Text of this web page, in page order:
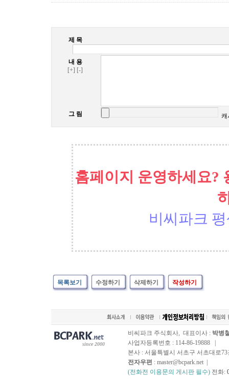
제 목
내 용
[+] [-]
그 림 캐
홈페이지 운영하세요?
비씨파크
목록보기 수정하기 삭제하기 작성하기
since 2000
비씨파크 주식회사, 대표이사 : 박병
사업자등록번호 : 114-86-19888 |
본사 : 서울특별시 서초구 서초대로73
전자우편 : master@bcpark.net |
(전화전 이용문의 게시판 필수) 전화: